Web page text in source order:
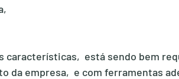
características,  está sendo bem
da empresa,  e com ferramentas